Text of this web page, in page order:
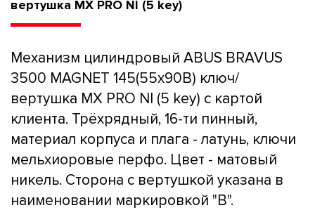
вертушка MX PRO NI (5 key)
Механизм цилиндровый ABUS BRAVUS
3500 MAGNET 145(55x90В) ключ/
вертушка MX PRO NI (5 key) с картой
клиента. Трёхрядный, 16-ти пинный,
материал корпуса и плага - латунь, ключи
мельхиоровые перфо. Цвет - матовый
никель. Сторона с вертушкой указана в
наименовании маркировкой "B".